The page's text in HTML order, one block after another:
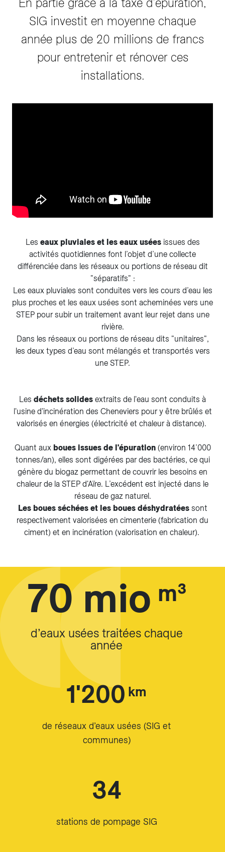
SIG investit en moyenne chaque
année plus de 20 millions de francs
pour entretenir et rénover ces
installations.
Les eaux pluviales et les eaux usées issues des
activités quotidiennes font l’objet d’une collecte
différenciée dans les réseaux ou portions de réseau dit
"séparatifs" :
Les eaux pluviales sont conduites vers les cours d’eau les
plus proches et les eaux usées sont acheminées vers une
STEP pour subir un traitement avant leur rejet dans une
rivière.
Dans les réseaux ou portions de réseau dits "unitaires",
les deux types d’eau sont mélangés et transportés vers
une STEP.
​​​​​Les déchets solides extraits de l'eau sont conduits à
l'usine d'incinération des Cheneviers pour y être brûlés et
valorisés en énergies (électricité et chaleur à distance).
Quant aux boues issues de l'épuration(environ 14’000
tonnes/an), elles sont digérées par des bactéries, ce qui
génère du biogaz permettant de couvrir les besoins en
chaleur de la STEP d'Aïre. L’excédent est injecté dans le
réseau de gaz naturel.
Les boues séchées et les boues déshydratées sont
respectivement valorisées en cimenterie (fabrication du
ciment) et en incinération (valorisation en chaleur).
70 miom³
d’eaux usées traitées chaque
année
1'200km
de réseaux d’eaux usées (SIG et
communes)
34
stations de pompage SIG